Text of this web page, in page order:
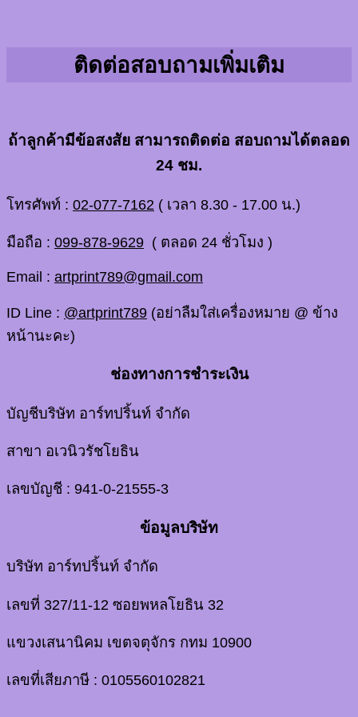
ติดต่อสอบถามเพิ่มเติม
ถ้าลูกค้ามีข้อสงสัย สามารถติดต่อ สอบถามได้ตลอด
24 ชม.
โทรศัพท์ : 02-077-7162 ( เวลา 8.30 - 17.00 น.)
มือถือ : 099-878-9629 ( ตลอด 24 ชั่วโมง )
Email : artprint789@gmail.com
ID Line : @artprint789 (อย่าลืมใส่เครื่องหมาย @ ข้าง
หน้านะคะ)
ช่องทางการชำระเงิน
บัญชีบริษัท อาร์ทปริ้นท์ จำกัด
สาขา อเวนิวรัชโยธิน
เลขบัญชี : 941-0-21555-3
ข้อมูลบริษัท
บริษัท อาร์ทปริ้นท์ จำกัด
เลขที่ 327/11-12 ซอยพหลโยธิน 32
แขวงเสนานิคม เขตจตุจักร กทม 10900
เลขที่เสียภาษี : 0105560102821